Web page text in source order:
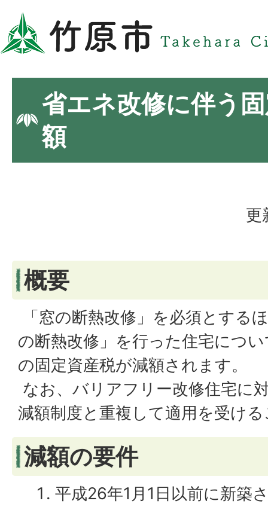
省エネ改修に伴う
額
更
概要
「窓の断熱改修」を必須とする
の断熱改修」を行った住宅につ
の固定資産税が減額されます。
なお、バリアフリー改修住宅に
減額制度と重複して適用を受け
減額の要件
平成26年1月1日以前に新築